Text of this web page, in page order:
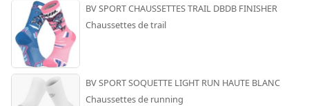
BV SPORT CHAUSSETTES TRAIL DBDB FINISHER
Chaussettes de trail
BV SPORT SOQUETTE LIGHT RUN HAUTE BLANC
Chaussettes de running